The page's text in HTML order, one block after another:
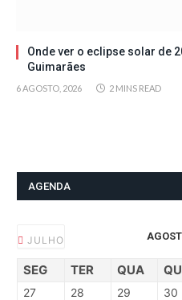
Onde ver o eclipse solar de
Guimarães
6 AGOSTO, 2026 2 MINS READ
AGENDA
JULHO
SEG TER QUA
27 28 29 30